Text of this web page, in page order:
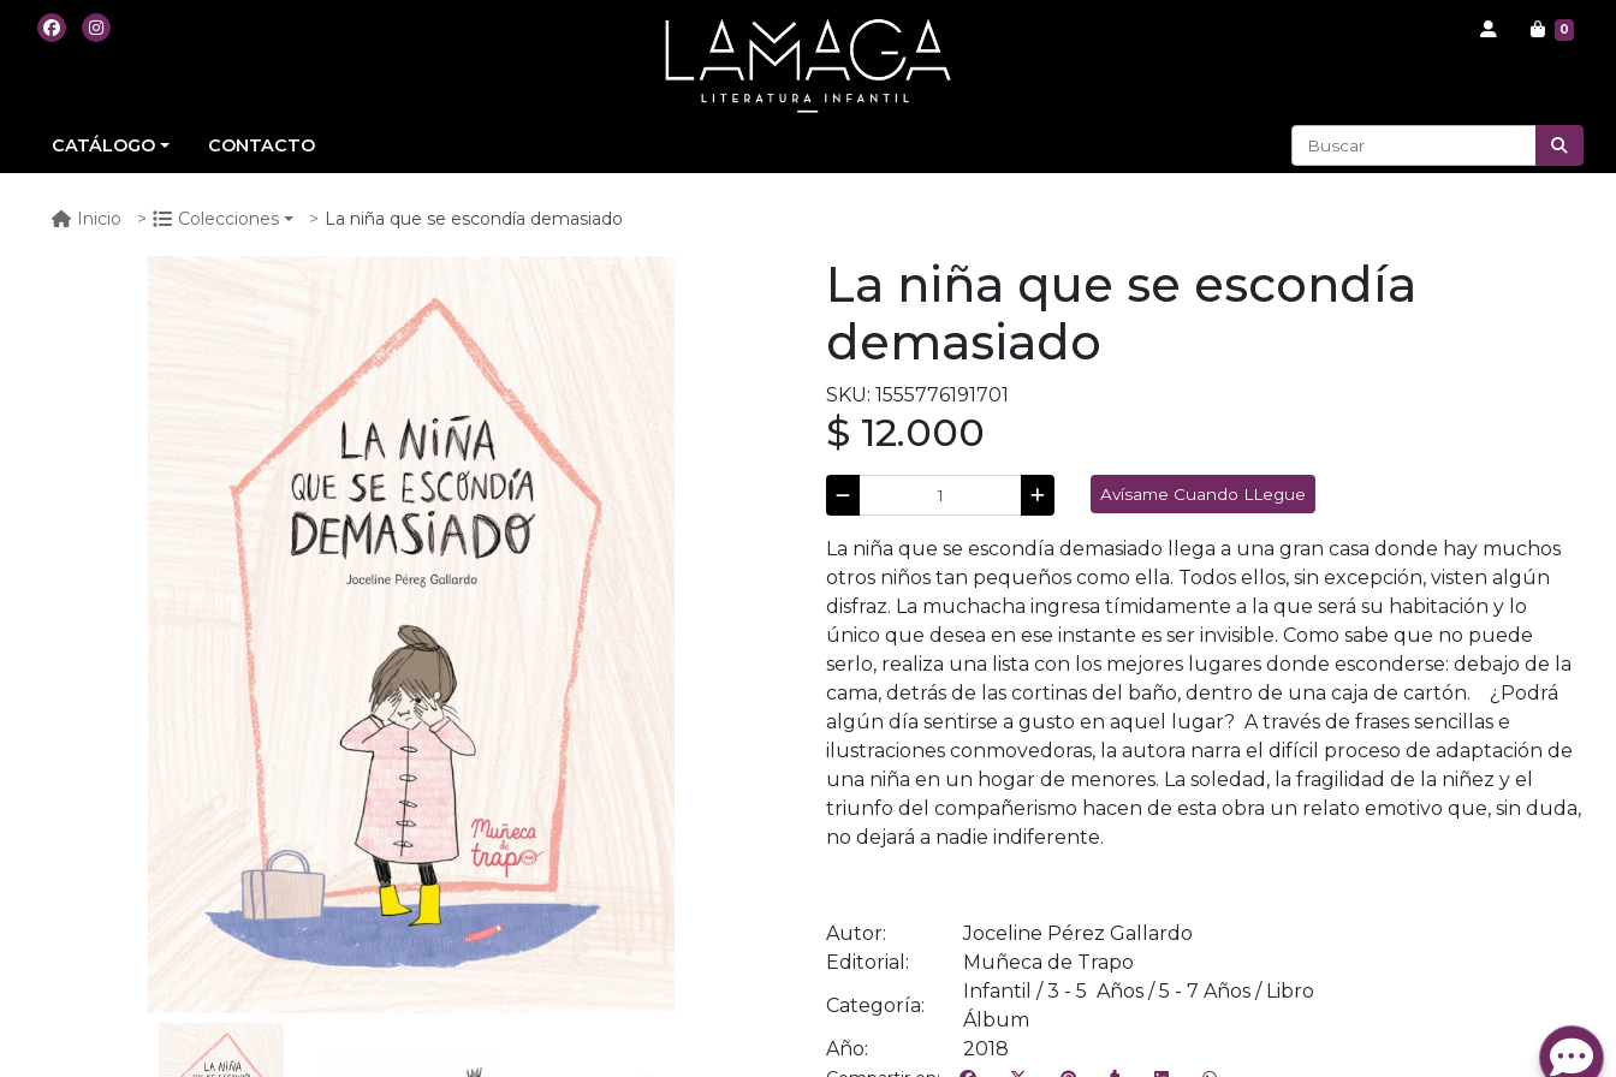
0
CATÁLOGO CONTACTO
Inicio Colecciones La niña que se escondía demasiado
La niña que se escondía
demasiado
SKU: 1555776191701
$ 12.000
Avísame Cuando LLegue
La niña que se escondía demasiado llega a una gran casa donde hay muchos
otros niños tan pequeños como ella. Todos ellos, sin excepción, visten algún
disfraz. La muchacha ingresa tímidamente a la que será su habitación y lo
único que desea en ese instante es ser invisible. Como sabe que no puede
serlo, realiza una lista con los mejores lugares donde esconderse: debajo de la
cama, detrás de las cortinas del baño, dentro de una caja de cartón. ¿Podrá
algún día sentirse a gusto en aquel lugar? A través de frases sencillas e
ilustraciones conmovedoras, la autora narra el difícil proceso de adaptación de
una niña en un hogar de menores. La soledad, la fragilidad de la niñez y el
triunfo del compañerismo hacen de esta obra un relato emotivo que, sin duda,
no dejará a nadie indiferente.
Autor:
Joceline Pérez Gallardo
Editorial:
Muñeca de Trapo
Categoría:
Infantil / 3 - 5 Años / 5 - 7 Años / Libro
Álbum
Año:
2018